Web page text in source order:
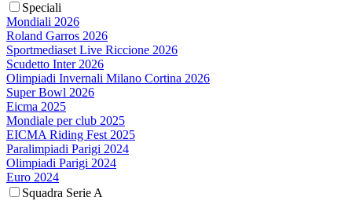
Speciali
Mondiali 2026
Roland Garros 2026
Sportmediaset Live Riccione 2026
Scudetto Inter 2026
Olimpiadi Invernali Milano Cortina 2026
Super Bowl 2026
Eicma 2025
Mondiale per club 2025
EICMA Riding Fest 2025
Paralimpiadi Parigi 2024
Olimpiadi Parigi 2024
Euro 2024
Squadra Serie A